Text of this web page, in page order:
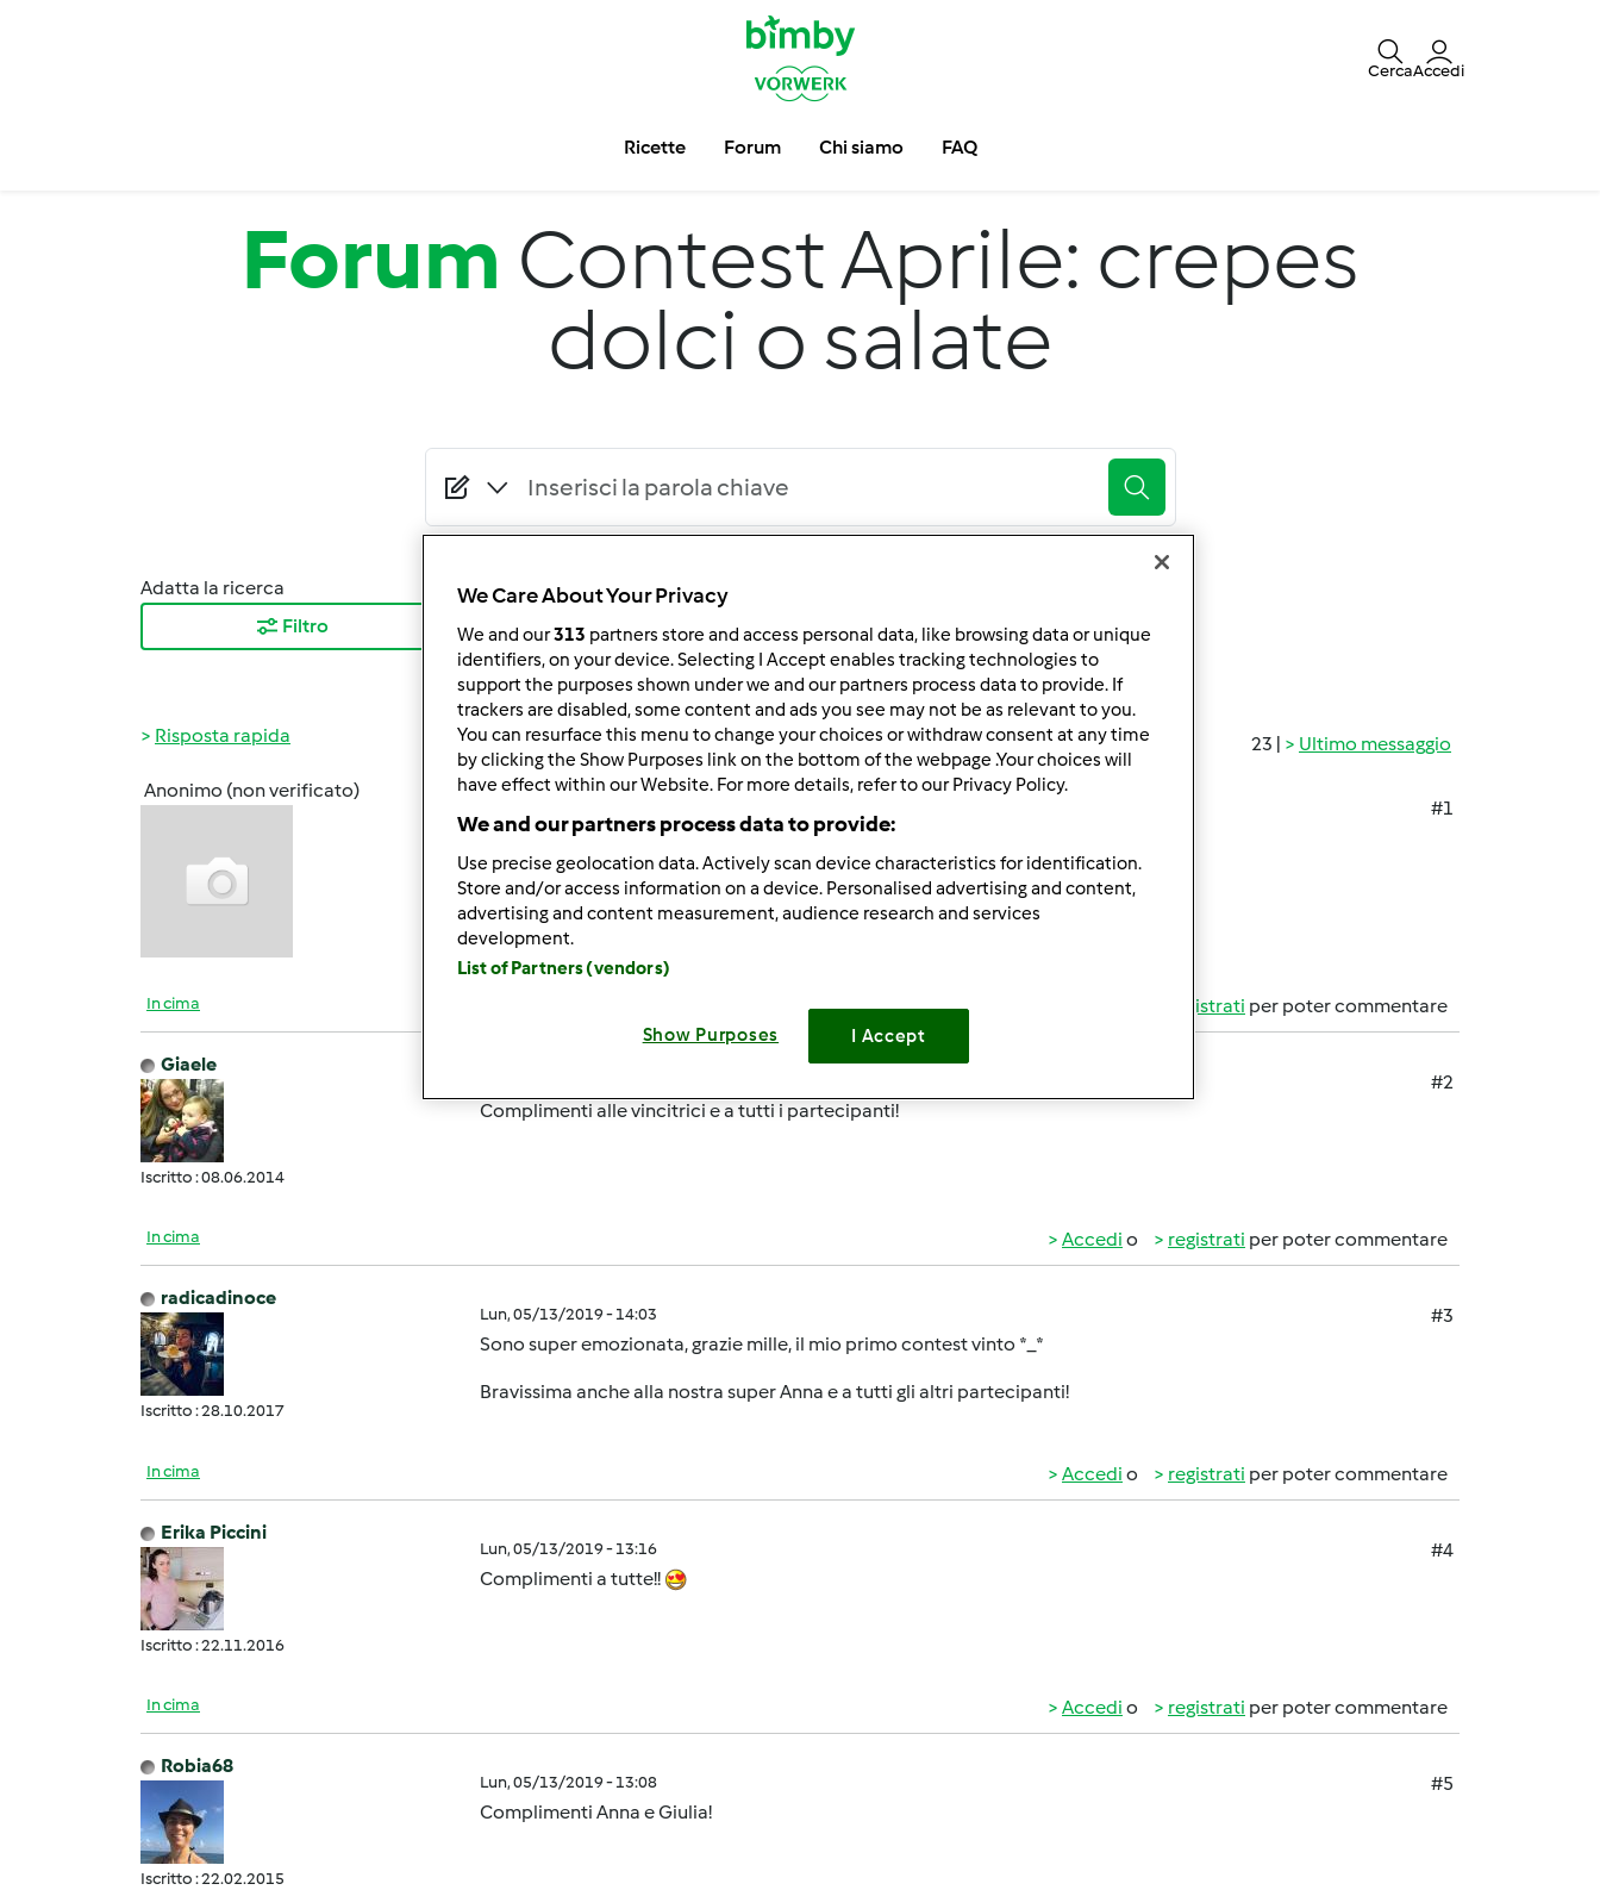
CercaAccedi
Ricette Forum Chi siamo FAQ
Forum Contest Aprile: crepes
dolci o salate
Adatta la ricerca
Filtro
Ordina per:
I risultati più recenti
10
23 | Ultimo messaggio
Risposta rapida
Anonimo (non verificato)
#1
Complimenti ragazze, bravissime 👏👏
In cima registrati per poter commentare
Giaele
Iscritto : 08.06.2014
#2
Complimenti alle vincitrici e a tutti i partecipanti!
In cima Accedi o registrati per poter commentare
radicadinoce
Iscritto : 28.10.2017
Lun, 05/13/2019 - 14:03
#3
Sono super emozionata, grazie mille, il mio primo contest vinto *_*
Bravissima anche alla nostra super Anna e a tutti gli altri partecipanti!
In cima Accedi o registrati per poter commentare
Erika Piccini
Iscritto : 22.11.2016
Lun, 05/13/2019 - 13:16
#4
Complimenti a tutte!!
In cima Accedi o registrati per poter commentare
Robia68
Iscritto : 22.02.2015
Lun, 05/13/2019 - 13:08
#5
Complimenti Anna e Giulia!
We Care About Your Privacy
We and our313 partners store and access personal data, like browsing data or unique
identifiers, on your device. Selecting I Accept enables tracking technologies to
support the purposes shown under we and our partners process data to provide. If
trackers are disabled, some content and ads you see may not be as relevant to you.
You can resurface this menu to change your choices or withdraw consent at any time
by clicking the Show Purposes link on the bottom of the webpage .Your choices will
have effect within our Website. For more details, refer to our Privacy Policy.
We and our partners process data to provide:
Use precise geolocation data. Actively scan device characteristics for identification.
Store and/or access information on a device. Personalised advertising and content,
advertising and content measurement, audience research and services
development.
List of Partners (vendors)
Show Purposes I Accept